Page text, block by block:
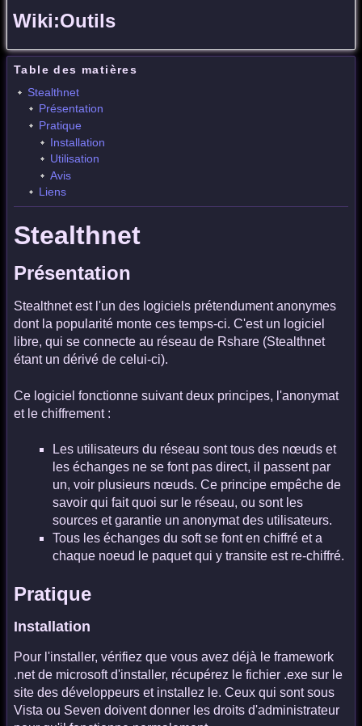
Wiki:Outils
Table des matières
Stealthnet
Présentation
Pratique
Installation
Utilisation
Avis
Liens
Stealthnet
Présentation
Stealthnet est l'un des logiciels prétendument anonymes
dont la popularité monte ces temps-ci. C'est un logiciel
libre, qui se connecte au réseau de Rshare (Stealthnet
étant un dérivé de celui-ci).
Ce logiciel fonctionne suivant deux principes, l'anonymat
et le chiffrement :
Les utilisateurs du réseau sont tous des nœuds et
les échanges ne se font pas direct, il passent par
un, voir plusieurs nœuds. Ce principe empêche de
savoir qui fait quoi sur le réseau, ou sont les
sources et garantie un anonymat des utilisateurs.
Tous les échanges du soft se font en chiffré et a
chaque noeud le paquet qui y transite est re-chiffré.
Pratique
Installation
Pour l'installer, vérifiez que vous avez déjà le framework
.net de microsoft d'installer, récupérez le fichier .exe sur le
site des développeurs et installez le. Ceux qui sont sous
Vista ou Seven doivent donner les droits d'administrateur